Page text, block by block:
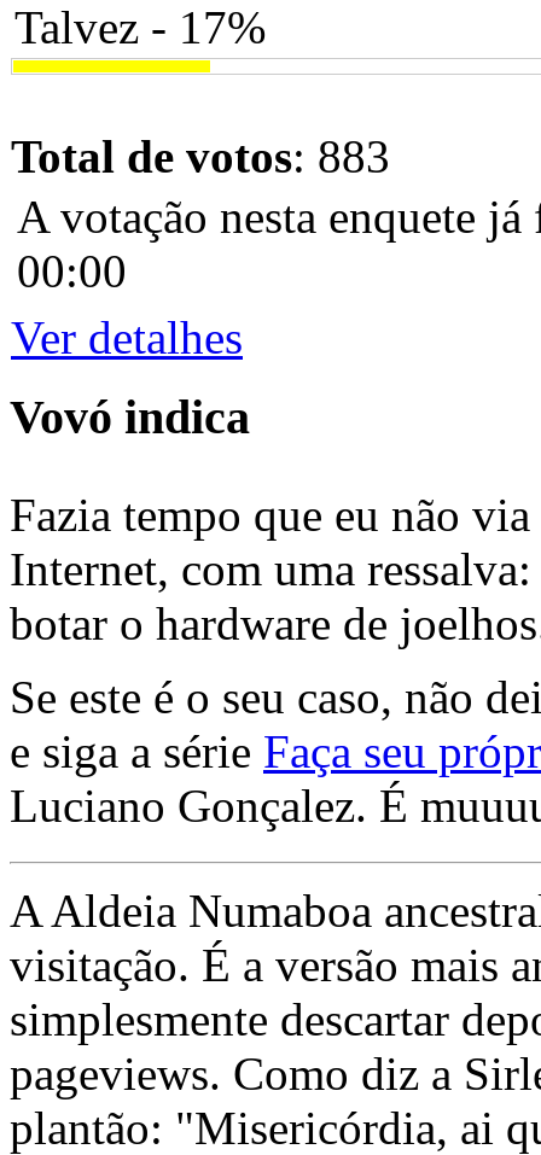
Talvez - 17%
Total de votos: 883
A votação nesta enquete
00:00
Ver detalhes
Vovó indica
Fazia tempo que eu não
Internet, com uma
botar o hardware de
Se este é o seu caso, não
e siga a série Faça seu
Luciano Gonçalez. É
A Aldeia Numaboa
visitação. É a versão mais
simplesmente descartar
pageviews. Como diz a
plantão: "Misericórdia, ai